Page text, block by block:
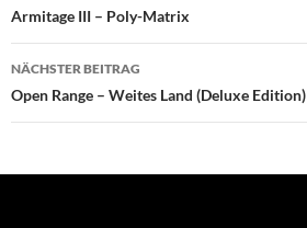
Armitage III – Poly-Matrix
NÄCHSTER BEITRAG
Open Range – Weites Land (Deluxe Edition)